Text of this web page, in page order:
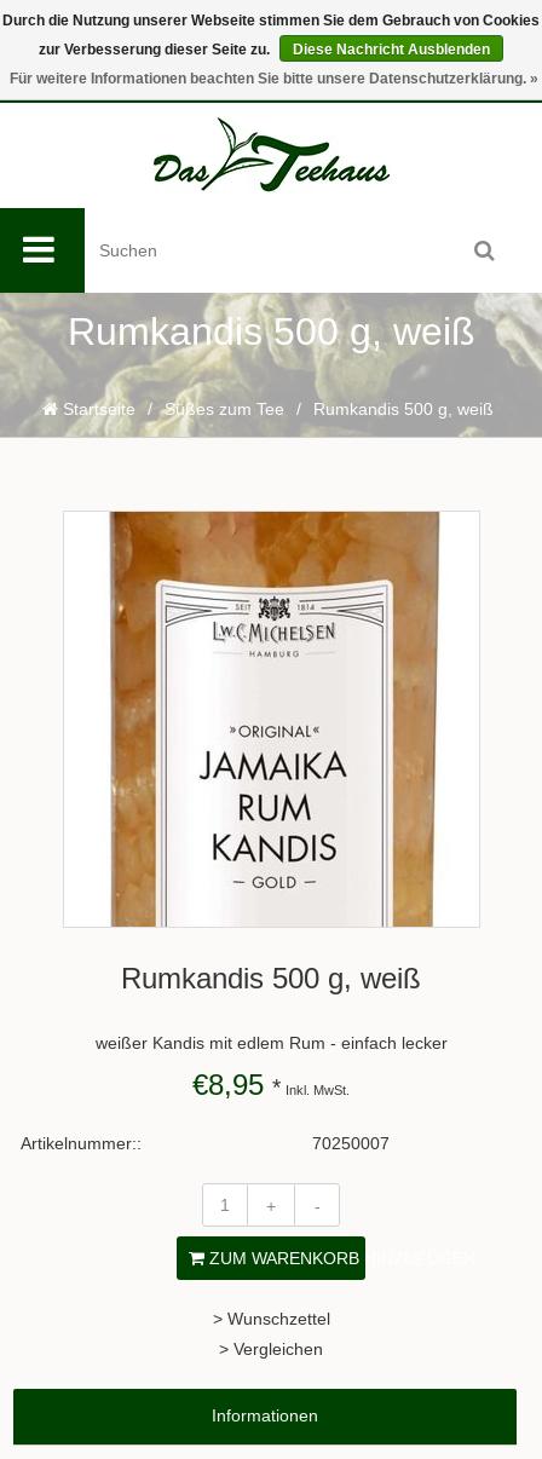
0
Rumkandis 500 g, weiß
Startseite / Süßes zum Tee / Rumkandis 500 g, weiß
Rumkandis 500 g, weiß
weißer Kandis mit edlem Rum - einfach lecker
€8,95 * Inkl. MwSt.
Artikelnummer:: 70250007
+ -
ZUM WARENKORB HINZUFÜGEN
> Wunschzettel
> Vergleichen
Informationen
Durch die Nutzung unserer Webseite stimmen Sie dem Gebrauch von Cookies
zur Verbesserung dieser Seite zu.
Diese Nachricht Ausblenden
Für weitere Informationen beachten Sie bitte unsere Datenschutzerklärung. »